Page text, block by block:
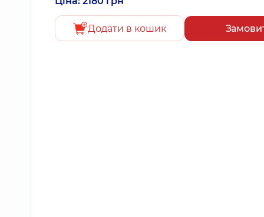
Додати в кошик